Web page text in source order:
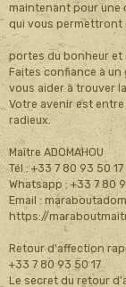
maintenant pour une
qui vous permettront
portes du bonheur et
Faites confiance à
vous aider à trouver
Votre avenir est
radieux.
Maître ADOMAHOU
Tél : +33 7 80 93 50 17
Whatsapp : +33 7 80
Email :
https://
Retour d'affection
+33 7 80 93 50 17
Le secret du retour